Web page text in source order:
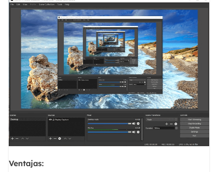
Ventajas: